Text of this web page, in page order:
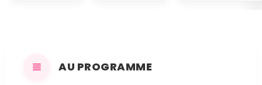
AU PROGRAMME